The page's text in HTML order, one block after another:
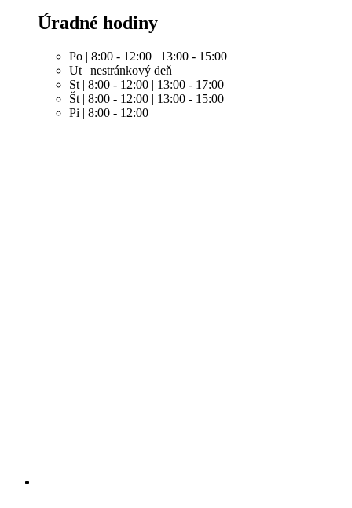
Úradné hodiny
Po | 8:00 - 12:00 | 13:00 - 15:00
Ut | nestránkový deň
St | 8:00 - 12:00 | 13:00 - 17:00
Št | 8:00 - 12:00 | 13:00 - 15:00
Pi | 8:00 - 12:00